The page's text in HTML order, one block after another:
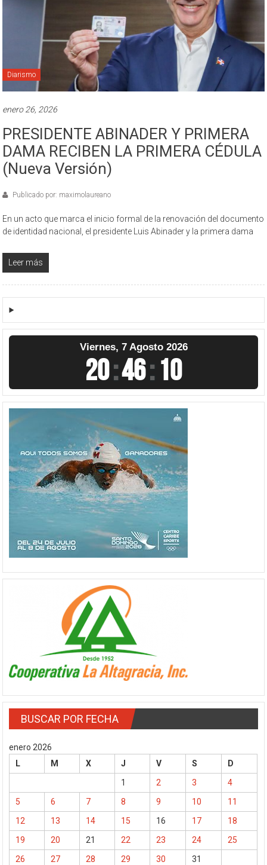
Diarismo
enero 26, 2026
PRESIDENTE ABINADER Y PRIMERA
DAMA RECIBEN LA PRIMERA CÉDULA
(Nueva Versión)
Publicado por: maximolaureano
En un acto que marca el inicio formal de la renovación del documento
de identidad nacional, el presidente Luis Abinader y la primera dama
Leer más
Viernes, 7 Agosto 2026
20:46:10
BUSCAR POR FECHA
enero 2026
L
M X J V S
D
1
2 3
4
5
6 7 8 9 10
11
12
13 14 15 16 17
18
19
20 21 22 23 24
25
26
27 28 29 30 31